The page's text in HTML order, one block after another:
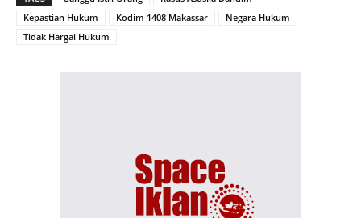
Kepastian Hukum
Kodim 1408 Makassar
Negara Hukum
Tidak Hargai Hukum